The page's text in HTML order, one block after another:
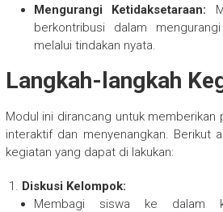
Mengurangi Ketidaksetaraan:
berkontribusi dalam
melalui tindakan nyata.
Langkah-langkah
Modul ini dirancang untuk memberikan
interaktif dan menyenangkan. Berikut
kegiatan yang dapat di lakukan:
Diskusi Kelompok:
Membagi siswa ke dalam